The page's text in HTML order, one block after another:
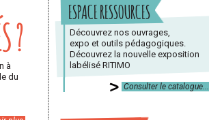
?
à
du
ESPACE RESSOURCES
Découvrez nos ouvrages,
expo et outils pédagogiques.
Découvrez la nouvelle exposition
labélisé RITIMO
Consulter le catalogue...